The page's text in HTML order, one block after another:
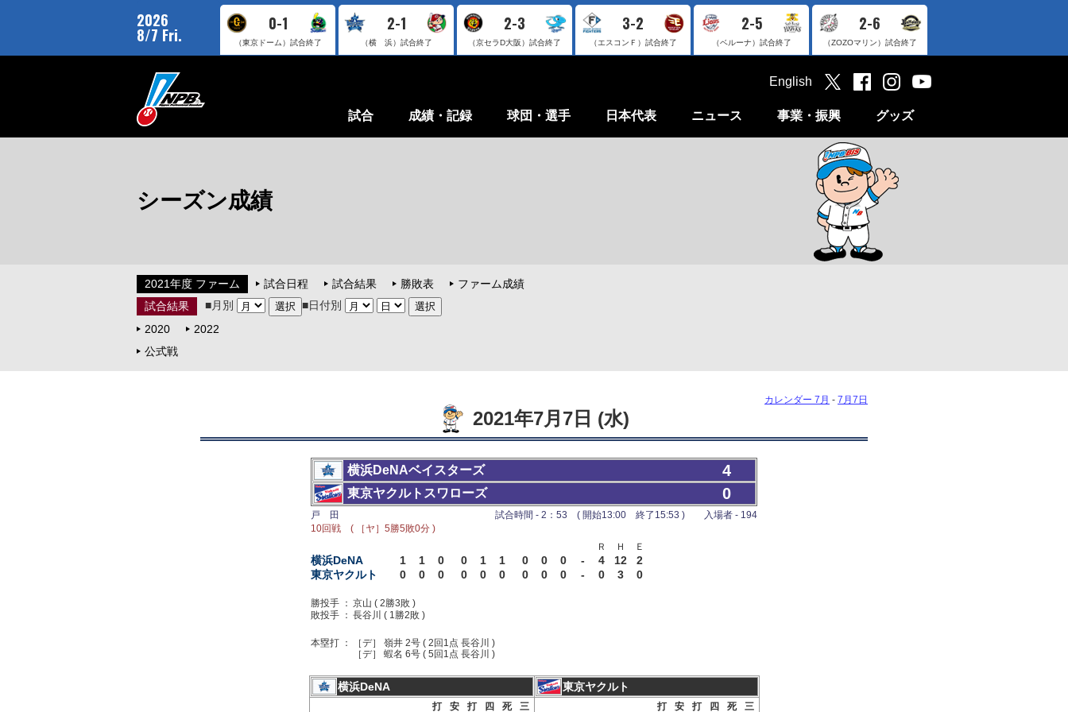
2026
8/7 Fri.
0-1
（東京ドーム） 試合終了
2-1
（横 浜） 試合終了
2-3
（京セラD大阪） 試合終了
3-2
（エスコンＦ） 試合終了
2-5
（ベルーナ） 試合終了
2-6
（ZOZOマリン） 試合終了
試合 成績・記録 球団・選手 日本代表 ニュース 事業・振興 グッズ
English
シーズン成績
2021年度 ファーム 試合日程 試合結果 勝敗表
ファーム成績
試合結果
■月別
■日付別
2020
2022
公式戦
カレンダー 7月 - 7月7日
2021年7月7日 (水)
横浜DeNAベイスターズ 4
東京ヤクルトスワローズ 0
戸 田
試合時間 - 2：53 ( 開始13:00 終了15:53 ) 入場者 - 194
10回戦 ( ［ヤ］5勝5敗0分 )
Ｒ
Ｈ Ｅ
横浜DeNA 1 1 0 0 1 1 0 0 0 - 4 12
2
東京ヤクルト
0 0 0 0 0 0 0 0 0 - 0 3 0
勝投手 ： 京山 ( 2勝3敗 )
敗投手 ： 長谷川 ( 1勝2敗 )
本塁打 ：
［デ］ 嶺井 2号 ( 2回1点 長谷川 )
［デ］ 蝦名 6号 ( 5回1点 長谷川 )
横浜DeNA 東京ヤクルト
打
安
打
四
死
三
打
安
打
四
死
三